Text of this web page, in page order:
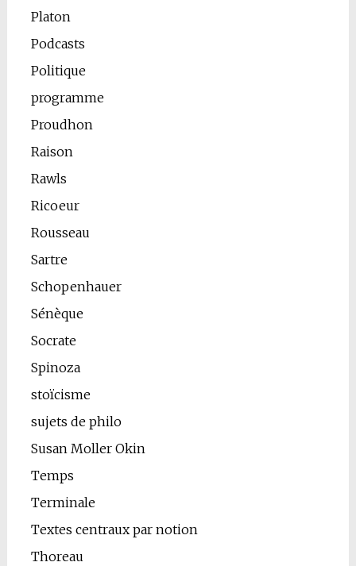
Platon
Podcasts
Politique
programme
Proudhon
Raison
Rawls
Ricoeur
Rousseau
Sartre
Schopenhauer
Sénèque
Socrate
Spinoza
stoïcisme
sujets de philo
Susan Moller Okin
Temps
Terminale
Textes centraux par notion
Thoreau